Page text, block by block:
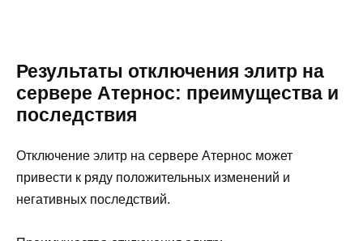
Результаты отключения элитр на
сервере Атернос: преимущества и
последствия
Отключение элитр на сервере Атернос может
привести к ряду положительных изменений и
негативных последствий.